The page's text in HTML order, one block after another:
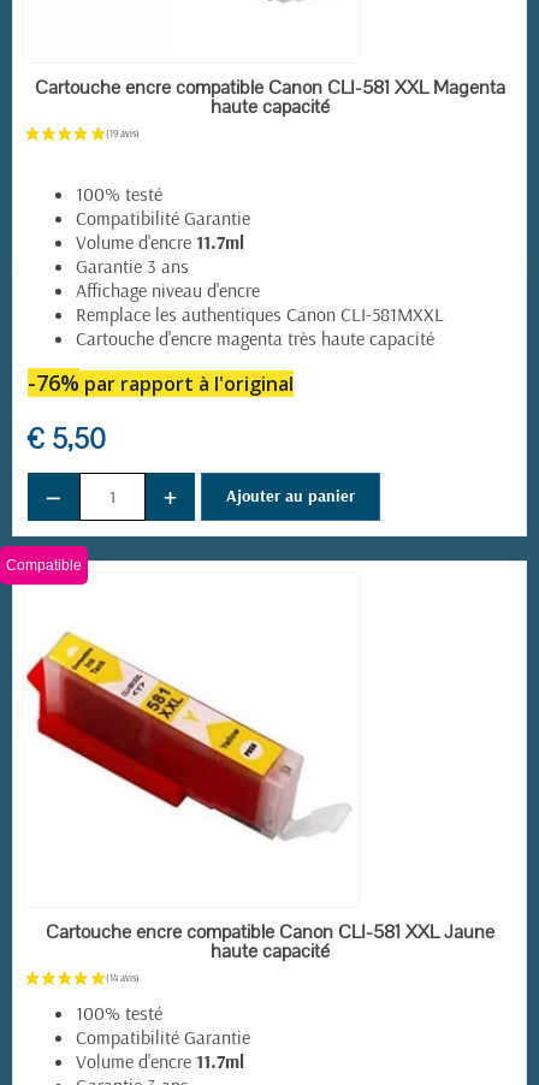
(18 avis)
EN STOCK
Cartouche encre compatible Canon CLI-581 XXL Magenta
haute capacité
100% testé
Compatibilité Garantie
Volume d'encre 11.7ml
Garantie 3 ans
Affichage niveau d'encre
Remplace les authentiques Canon CLI-581MXXL
Cartouche d'encre magenta très haute capacité
-76% par rapport à l'original
€ 5,50
− + Ajouter au panier
EN STOCK
Compatible
Cartouche encre compatible Canon CLI-581 XXL Jaune
haute capacité
100% testé
Compatibilité Garantie
Volume d'encre 11.7ml